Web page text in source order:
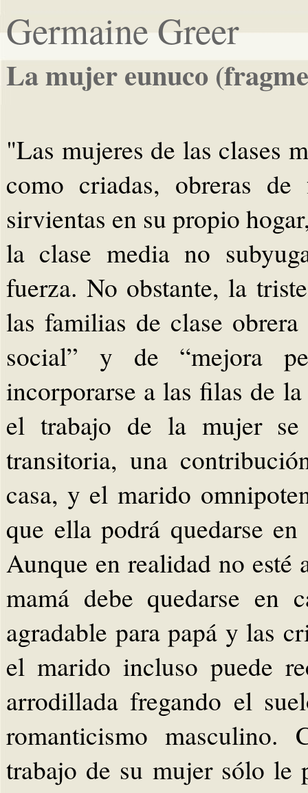
Germaine Greer
La mujer eunuco
"Las mujeres de las clases
como criadas, obreras
sirvientas en su propio
la clase media no
fuerza. No obstante, la
las familias de clase
social” y de “mejora
incorporarse a las filas de
el trabajo de la mujer se
transitoria, una
casa, y el marido
que ella podrá quedarse
Aunque en realidad no esté
mamá debe quedarse
agradable para papá y las
el marido incluso puede
arrodillada fregando el
romanticismo masculino.
trabajo de su mujer sólo le